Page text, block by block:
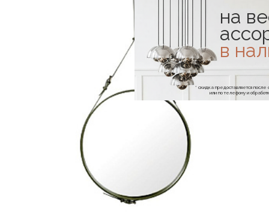
на
в
* скидка предоставляется
или по телефону и